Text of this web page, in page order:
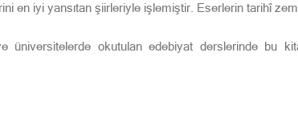
en iyi yansıtan şiirleriyle işlemiştir. Eserlerin tarihî
üniversitelerde okutulan edebiyat derslerinde bu